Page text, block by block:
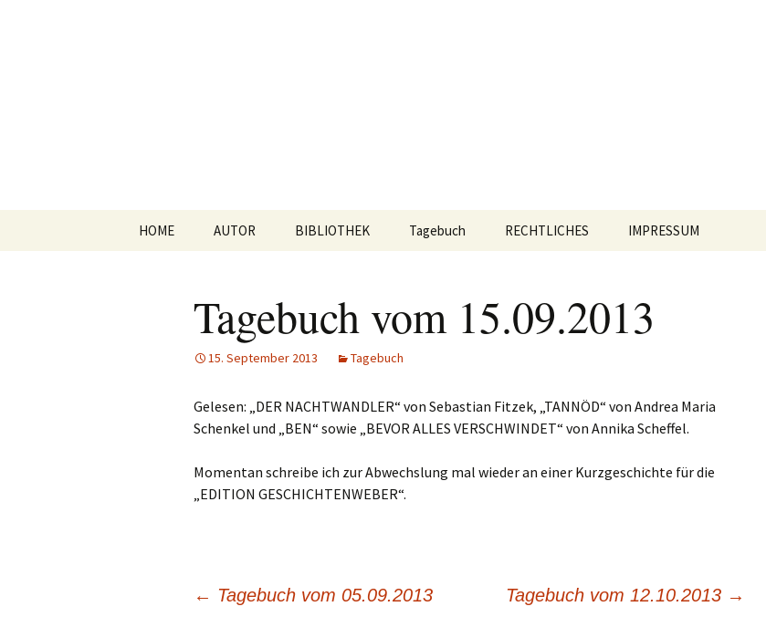
HOME AUTOR BIBLIOTHEK
Anthologien
Kurzgeschichten
Tagebuch RECHTLICHES IMPRESSUM
Tagebuch vom 15.09.2013
15. September 2013 Tagebuch
Gelesen: „DER NACHTWANDLER“ von Sebastian Fitzek, „TANNÖD“ von Andrea Maria
Schenkel und „BEN“ sowie „BEVOR ALLES VERSCHWINDET“ von Annika Scheffel.
Momentan schreibe ich zur Abwechslung mal wieder an einer Kurzgeschichte für die
„EDITION GESCHICHTENWEBER“.
← Tagebuch vom 05.09.2013 Tagebuch vom 12.10.2013 →